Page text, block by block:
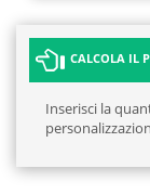
CALCOLA IL
Inserisci la